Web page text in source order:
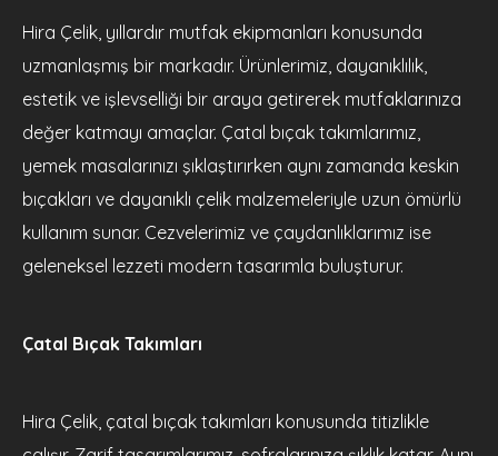
Hira Çelik, yıllardır mutfak ekipmanları konusunda
uzmanlaşmış bir markadır. Ürünlerimiz, dayanıklılık,
estetik ve işlevselliği bir araya getirerek mutfaklarınıza
değer katmayı amaçlar. Çatal bıçak takımlarımız,
yemek masalarınızı şıklaştırırken aynı zamanda keskin
bıçakları ve dayanıklı çelik malzemeleriyle uzun ömürlü
kullanım sunar. Cezvelerimiz ve çaydanlıklarımız ise
geleneksel lezzeti modern tasarımla buluşturur.
Çatal Bıçak Takımları
Hira Çelik, çatal bıçak takımları konusunda titizlikle